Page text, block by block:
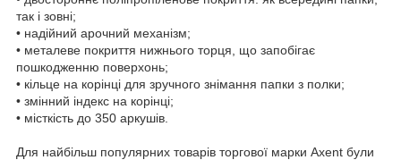
так і зовні;
• надійний арочний механізм;
• металеве покриття нижнього торця, що запобігає
пошкодженню поверхонь;
• кільце на корінці для зручного знімання папки з полки;
• змінний індекс на корінці;
• місткість до 350 аркушів.
Для найбільш популярних товарів торгової марки Axent були